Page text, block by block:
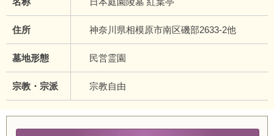
住所 神奈川県相模原市南区磯部2633-2他
墓地形態 民営霊園
宗教・宗派 宗教自由